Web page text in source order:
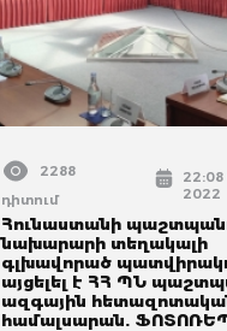
2288
դիտում
22:08
2022
Հունաստանի
նախարարի տեղակալի
գլխավորած
այցելել է ՀՀ ՊՆ
ազգային
համալսարան.